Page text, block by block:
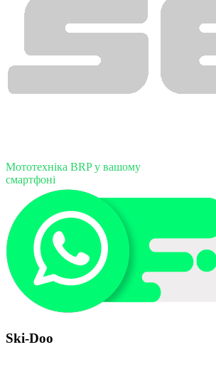
Мототехніка BRP у вашому
смартфоні
Ski-Doo